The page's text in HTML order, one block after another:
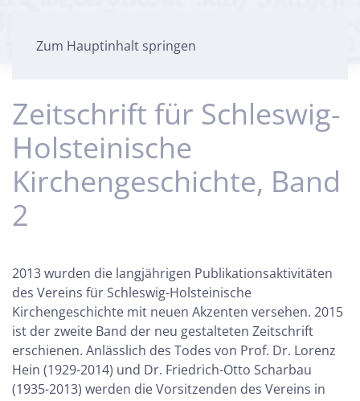
Zum Hauptinhalt springen
Zeitschrift für Schleswig-
Holsteinische
Kirchengeschichte, Band
2
2013 wurden die langjährigen Publikationsaktivitäten
des Vereins für Schleswig-Holsteinische
Kirchengeschichte mit neuen Akzenten versehen. 2015
ist der zweite Band der neu gestalteten Zeitschrift
erschienen. Anlässlich des Todes von Prof. Dr. Lorenz
Hein (1929-2014) und Dr. Friedrich-Otto Scharbau
(1935-2013) werden die Vorsitzenden des Vereins in